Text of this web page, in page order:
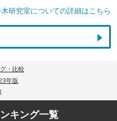
研究室についての詳細はこちら
・比較
年版
キング一覧